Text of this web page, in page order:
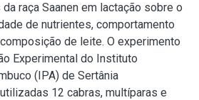
raça Saanen em lactação sobre o
de nutrientes, comportamento
de leite. O experimento
Experimental do Instituto
(IPA) de Sertânia
12 cabras, multíparas e